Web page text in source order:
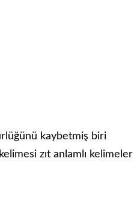
kaybetmiş biri
zıt anlamlı kelimeler